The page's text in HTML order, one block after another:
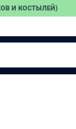
И КОСТЫЛЕЙ)